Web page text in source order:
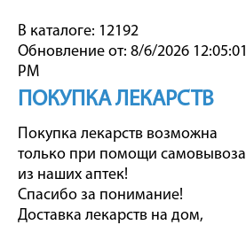
В каталоге: 12192
Обновление от: 8/6/2026 12:05:01
PM
ПОКУПКА ЛЕКАРСТВ
Покупка лекарств возможна
только при помощи самовывоза
из наших аптек!
Спасибо за понимание!
Доставка лекарств на дом,